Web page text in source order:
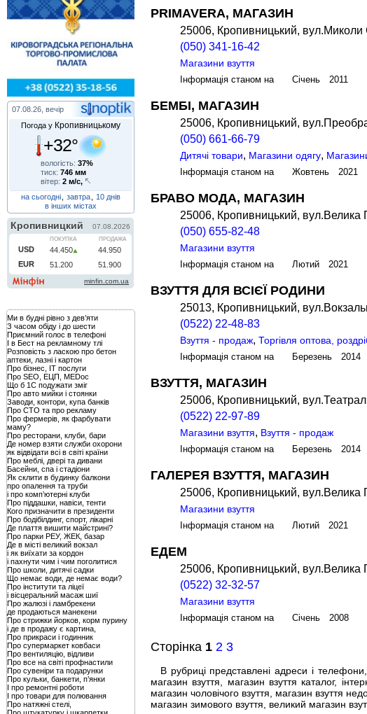
07.08.26, вечір
Погода у Кропивницькому
+32°
вологість:37%
тиск:746 мм
вітер:2 м/с,
на сьогодні
завтра
10 днів
в інших містах
Ми в будні рівно з дев’яти
З часом обіду і до шести
Приємний голос в телефоні
І в Бест на рекламному тлі
Розповість з ласкою про бетон
аптеки, лазні і картон
Про бізнес, IT послуги
Про SEO, ЕЦП, MEDoc
Що б 1С подужати зміг
Про авто мийки і стоянки
Заводи, контори, купа банків
Про СТО та про рекламу
Про фермерів, як фарбувати
маму?
Про ресторани, клуби, бари
Де номер взяти служби охорони
як відвідати всі в світі країни
Про меблі, двері та дивани
Басейни, спа і стадіони
Як склити в будинку балкони
про опалення та труби
і про комп’ютерні клуби
Про піддашки, навіси, тенти
Кого призначити в президенти
Про бодібілдинг, спорт, лікарні
Де плаття вишити майстрині?
Про парки РЕУ, ЖЕК, базар
Де в місті великий вокзал
і як виїхати за кордон
і пахнути чим і чим поголитися
Про школи, дитячі садки
Що немає води, де немає води?
Про інститути та ліцеї
і вісцеральний масаж шиї
Про жалюзі і ламбрекени
де продаються манекени
Про стрижки йорков, корм пурину
і де в продажу є картина,
Про прикраси і годинник
Про супермаркет ковбаси
Про вентиляцію, відливи
Про все на світі профнастили
Про сувеніри та подарунки
Про кульки, банкети, п’янки
І про ремонтні роботи
І про товари для полювання
Про натяжні стелі,
PRIMAVERA, МАГАЗИН
25006, Кропивницький, вул.Миколи
(050) 341-16-42
Магазини взуття
Інформація станом на Січень 2011
БЕМБІ, МАГАЗИН
25006, Кропивницький,
(050) 661-66-79
Дитячі товари, Магазини одягу,
Інформація станом на Жовтень 2021
БРАВО МОДА, МАГАЗИН
25006, Кропивницький,
(050) 655-82-48
Магазини взуття
Інформація станом на Лютий 2021
ВЗУТТЯ ДЛЯ ВСІЄЇ РОДИНИ
25013, Кропивницький,
(0522) 22-48-83
Взуття - продаж,Торгівля оптова,
Інформація станом на Березень 2014
ВЗУТТЯ, МАГАЗИН
25006, Кропивницький,
(0522) 22-97-89
Магазини взуття, Взуття - продаж
Інформація станом на Березень 2014
ГАЛЕРЕЯ ВЗУТТЯ, МАГАЗИН
25006, Кропивницький,
Магазини взуття
Інформація станом на Лютий 2021
ЕДЕМ
25006, Кропивницький,
(0522) 32-32-57
Магазини взуття
Інформація станом на Січень 2008
Сторінка 12 3
В рубриці представлені адреси і телефони,
магазин взуття, магазин взуття каталог,
магазин чоловічого взуття, магазин взуття
магазин зимового взуття, великий магазин